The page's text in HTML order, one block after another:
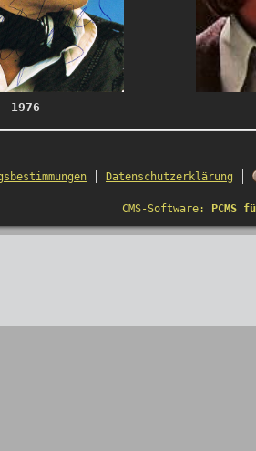
1976
Datenschutzerklärung
CMS-Software: PCMS